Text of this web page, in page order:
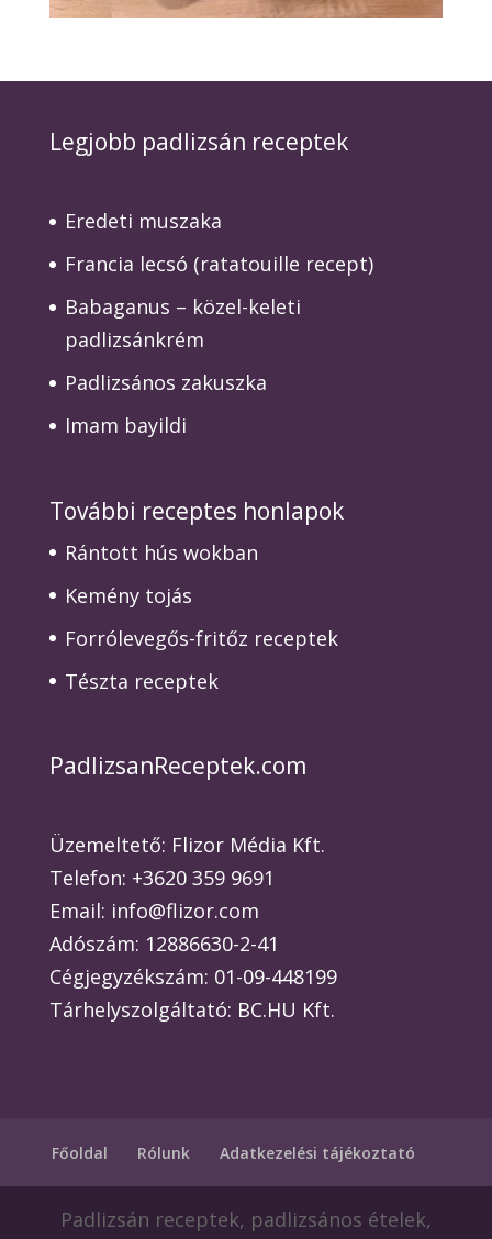
Legjobb padlizsán receptek
Eredeti muszaka
Francia lecsó (ratatouille recept)
Babaganus – közel-keleti
padlizsánkrém
Padlizsános zakuszka
Imam bayildi
További receptes honlapok
Rántott hús wokban
Kemény tojás
Forrólevegős-fritőz receptek
Tészta receptek
PadlizsanReceptek.com
Üzemeltető: Flizor Média Kft.
Telefon: +3620 359 9691
Email: info@flizor.com
Adószám: 12886630-2-41
Cégjegyzékszám: 01-09-448199
Tárhelyszolgáltató: BC.HU Kft.
Főoldal Rólunk Adatkezelési tájékoztató
Padlizsán receptek, padlizsános ételek,